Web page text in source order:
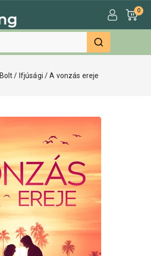
0
Bolt / Ifjúsági / A vonzás ereje